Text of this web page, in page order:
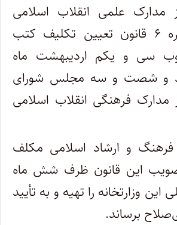
مدارک علمی انقلاب اسلامی
مندرج در تبصره ۶ قانون تعیین تکلیف کتب
سی و یکم اردیبهشت ماه
و شصت و سه مجلس شورای
مدارک فرهنگی انقلاب اسلامی
فرهنگ و ارشاد اسلامی مکلف
این قانون ظرف شش ماه
وزارتخانه را تهیه و به تأیید
برساند.